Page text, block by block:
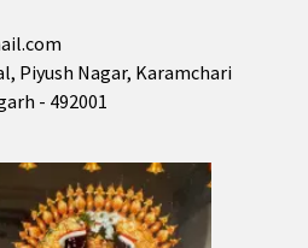
Piyush Nagar, Karamchari
- 492001